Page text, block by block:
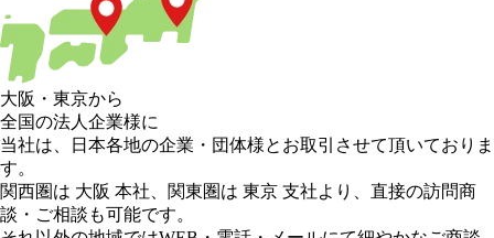
大阪 ・ 東京から
全国の法人企業様に
当社は、日本各地の企業・団体様とお取引させて頂いておりま
す。
関西圏は 大阪 本社、 関東圏は 東京 支社より、直接の訪問商
談・ご相談も可能です。